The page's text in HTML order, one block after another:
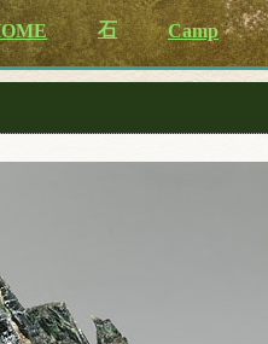
石 Camp